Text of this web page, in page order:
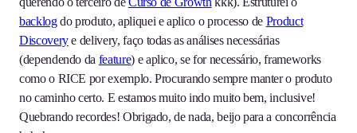
backlogdo produto, apliquei e aplico o processo de Product
Discoverye delivery, faço todas as análises necessárias
(dependendo da feature) e aplico, se for necessário, frameworks
como o RICE por exemplo. Procurando sempre manter o produto
no caminho certo. E estamos muito indo muito bem, inclusive!
Quebrando recordes! Obrigado, de nada, beijo para a concorrência